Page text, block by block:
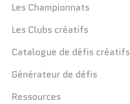
Les Championnats
Les Clubs créatifs
Catalogue de défis créatifs
Générateur de défis
Ressources